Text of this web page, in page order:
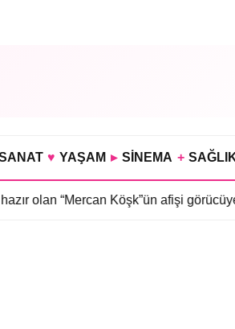
♥ YAŞAM ▸ SİNEMA +
olan “Mercan Köşk”ün afişi görücüye